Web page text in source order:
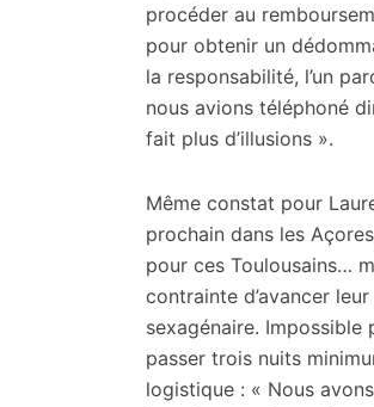
procéder au
pour obtenir un
la responsabilité, l’un
nous avions téléphoné
fait plus d’illusions ».
Même constat pour
prochain dans les
pour ces Toulousains…
contrainte d’avancer
sexagénaire.
passer trois nuits
logistique : « Nous